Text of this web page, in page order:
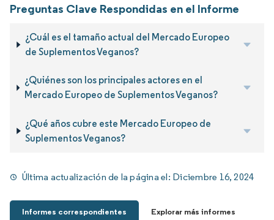
Preguntas Clave Respondidas en el Informe
¿Cuál es el tamaño actual del Mercado Europeo
de Suplementos Veganos?
¿Quiénes son los principales actores en el
Mercado Europeo de Suplementos Veganos?
¿Qué años cubre este Mercado Europeo de
Suplementos Veganos?
Última actualización de la página el: Diciembre 16, 2024
Informes correspondientes Explorar más informes